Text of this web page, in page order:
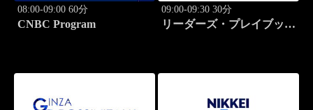
08:00-09:00 60分
CNBC Program
09:00-09:30 30分
リーダーズ・プレイブック